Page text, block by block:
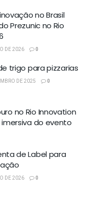
no Brasil
Prezunic no Rio
DE 2026 0
trigo para pizzarias
DE 2025 0
no Rio Innovation
do evento
de Label para
DE 2026 0